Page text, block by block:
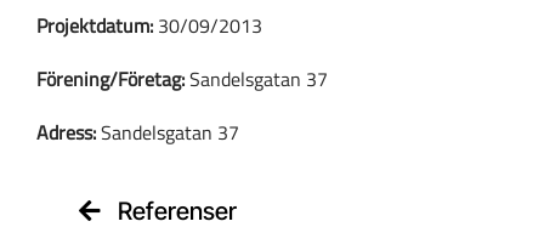
Om oss
Projektdatum:30/09/2013
Förening/Företag:Sandelsgatan 37
Adress:Sandelsgatan 37
Referenser